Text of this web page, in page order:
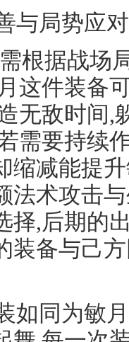
与局势应对
根据战场
这件装备
无敌时间,
需要持续
缩减能提
法术攻击
择,后期的
装备与己
如同为敏